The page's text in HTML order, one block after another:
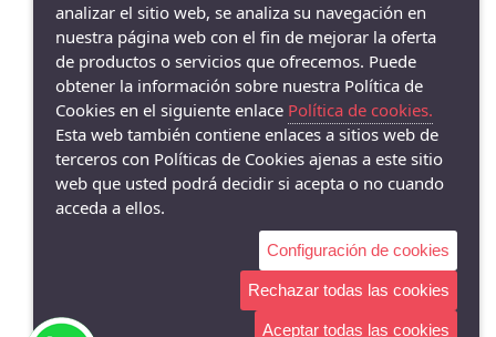
La Zapatilla Roja Cocentaina - Av/ Passeig del Comtat 63,
Cocentaina - 03820 (Alicante)
965590962
La Zapatilla Roja El Campello - Av/ San Bartolomé 62, El Campello -
03560 (Alicante)
966055895
analizar el sitio web, se analiza su navegación en
nuestra página web con el fin de mejorar la oferta
de productos o servicios que ofrecemos. Puede
obtener la información sobre nuestra Política de
Cookies en el siguiente enlace Política de cookies.
Esta web también contiene enlaces a sitios web de
terceros con Políticas de Cookies ajenas a este sitio
web que usted podrá decidir si acepta o no cuando
acceda a ellos.
Configuración de cookies
Rechazar todas las cookies
Aceptar todas las cookies